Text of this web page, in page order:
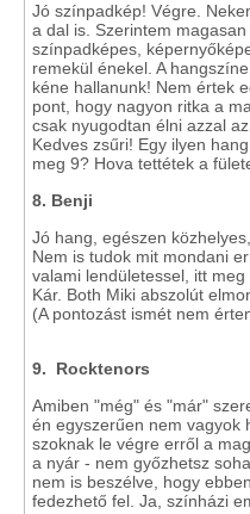
Jó színpadkép! Végre.
a dal is. Szerintem
színpadképes,
remekül énekel. A
kéne hallanunk! Nem értek
pont, hogy nagyon ritka a
csak nyugodtan élni azzal
Kedves zsűri! Egy ilyen
meg 9? Hova tettétek a
8. Benji
Jó hang, egészen
Nem is tudok mit mondani
valami lendületessel, itt
Kár. Both Miki abszolút
(A pontozást ismét nem
9. Rocktenors
Amiben "még" és "már"
én egyszerűen nem vagyok
szoknak le végre erről a
a nyár - nem győzhetsz
nem is beszélve, hogy
fedezhető fel. Ja, színházi